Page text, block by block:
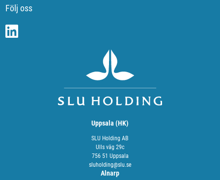
Följ oss
Uppsala (HK)
SLU Holding AB
Ulls väg 29c
756 51 Uppsala
sluholding@slu.se
Alnarp